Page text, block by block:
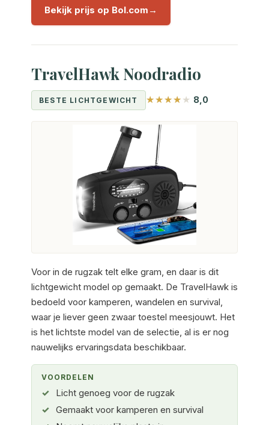
Bekijk prijs op Bol.com
TravelHawk Noodradio
BESTE LICHTGEWICHT 8,0
Voor in de rugzak telt elke gram, en daar is dit
lichtgewicht model op gemaakt. De TravelHawk is
bedoeld voor kamperen, wandelen en survival,
waar je liever geen zwaar toestel meesjouwt. Het
is het lichtste model van de selectie, al is er nog
nauwelijks ervaringsdata beschikbaar.
VOORDELEN
Licht genoeg voor de rugzak
Gemaakt voor kamperen en survival